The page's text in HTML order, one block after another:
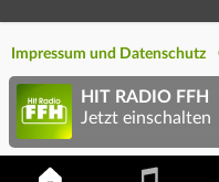
Impressum und Datenschutz
HIT RADIO FFH
Jetzt einschalten